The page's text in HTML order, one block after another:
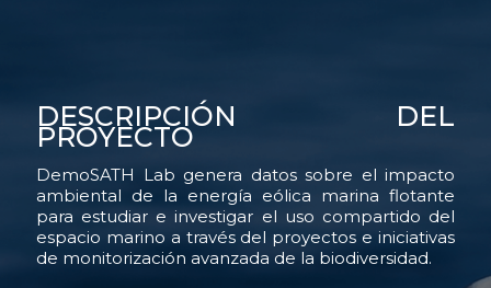
DESCRIPCIÓN DEL
PROYECTO
DemoSATH Lab genera datos sobre el impacto
ambiental de la energía eólica marina flotante
para estudiar e investigar el uso compartido del
espacio marino a través del proyectos e iniciativas
de monitorización avanzada de la biodiversidad.